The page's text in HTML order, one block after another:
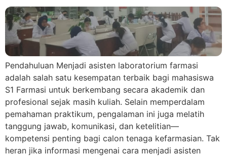
Pendahuluan Menjadi asisten laboratorium farmasi
adalah salah satu kesempatan terbaik bagi mahasiswa
S1 Farmasi untuk berkembang secara akademik dan
profesional sejak masih kuliah. Selain memperdalam
pemahaman praktikum, pengalaman ini juga melatih
tanggung jawab, komunikasi, dan ketelitian—
kompetensi penting bagi calon tenaga kefarmasian. Tak
heran jika informasi mengenai cara menjadi asisten